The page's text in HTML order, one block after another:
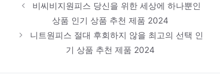
레인코트
당신을 위한 세상에 하나뿐인 상품 인기 상품
추천 제품 2024
비씨비지원피스 당신을 위한 세상에 하나뿐인
상품 인기 상품 추천 제품 2024
니트원피스 절대 후회하지 않을 최고의 선택 인
기 상품 추천 제품 2024